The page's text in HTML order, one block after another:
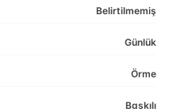
Belirtilmemiş
Günlük
Örme
Baskılı